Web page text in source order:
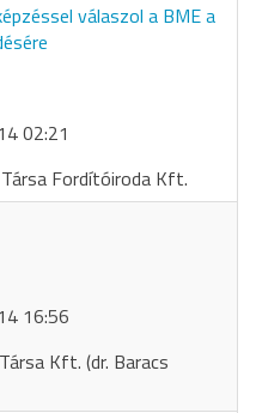
válaszol a BME a
02:21
Fordítóiroda Kft.
16:56
Kft. (dr. Baracs